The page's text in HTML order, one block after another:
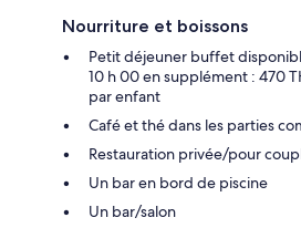
Nourriture et boissons
Petit déjeuner buffet
10 h 00 en supplément : 470
par enfant
Café et thé dans les parties
Restauration privée/pour
Un bar en bord de piscine
Un bar/salon